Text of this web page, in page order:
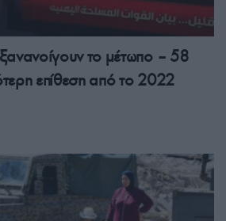
το μέτωπο – 58
επίθεση από το 2022